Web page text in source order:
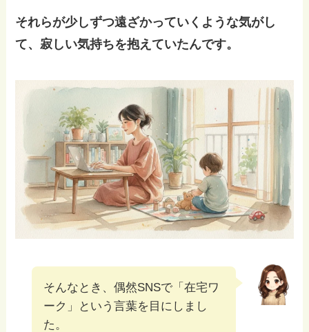
それらが少しずつ遠ざかっていくような気がし
て、寂しい気持ちを抱えていたんです。
そんなとき、偶然SNSで「在宅ワ
ーク」という言葉を目にしまし
た。